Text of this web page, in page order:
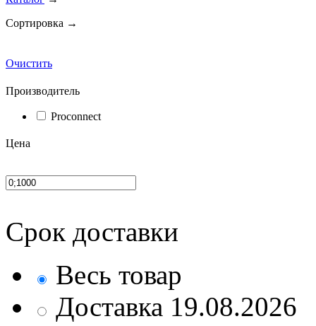
Сортировка →
Очистить
Производитель
Proconnect
Цена
Срок доставки
Весь товар
Доставка 19.08.2026